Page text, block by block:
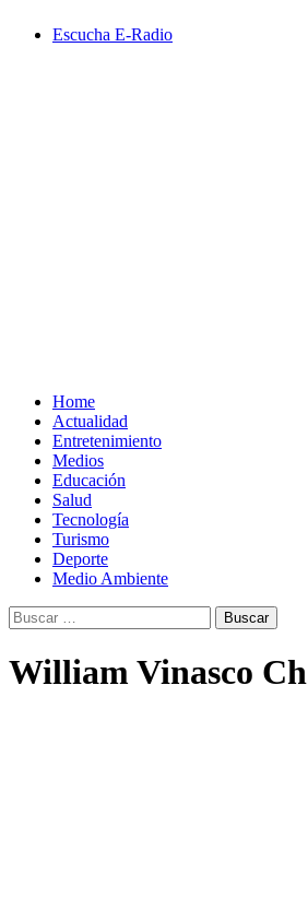
Escucha E-Radio
Home
Actualidad
Entretenimiento
Medios
Educación
Salud
Tecnología
Turismo
Deporte
Medio Ambiente
Buscar:
William Vinasco